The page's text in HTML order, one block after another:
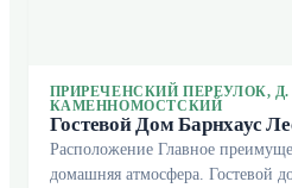
ПРИРЕЧЕНСКИЙ ПЕРЕУЛОК, Д.
КАМЕННОМОСТСКИЙ
Гостевой Дом Барнхаус
Расположение Главное
домашняя атмосфера. Гостевой